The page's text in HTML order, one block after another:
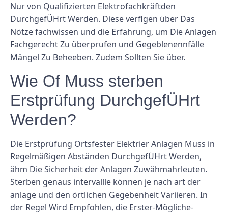
Nur von Qualifizierten Elektrofachkräftden
DurchgefÜHrt Werden. Diese verflgen über Das
Nötze fachwissen und die Erfahrung, um Die Anlagen
Fachgerecht Zu überprufen und Gegeblenennfälle
Mängel Zu Beheeben. Zudem Sollten Sie über.
Wie Of Muss sterben
Erstprüfung DurchgefÜHrt
Werden?
Die Erstprüfung Ortsfester Elektrier Anlagen Muss in
Regelmäßigen Abständen DurchgefÜHrt Werden,
ähm Die Sicherheit der Anlagen Zuwähmahrleuten.
Sterben genaus intervallle können je nach art der
anlage und den örtlichen Gegebenheit Variieren. In
der Regel Wird Empfohlen, die Erster-Mögliche-